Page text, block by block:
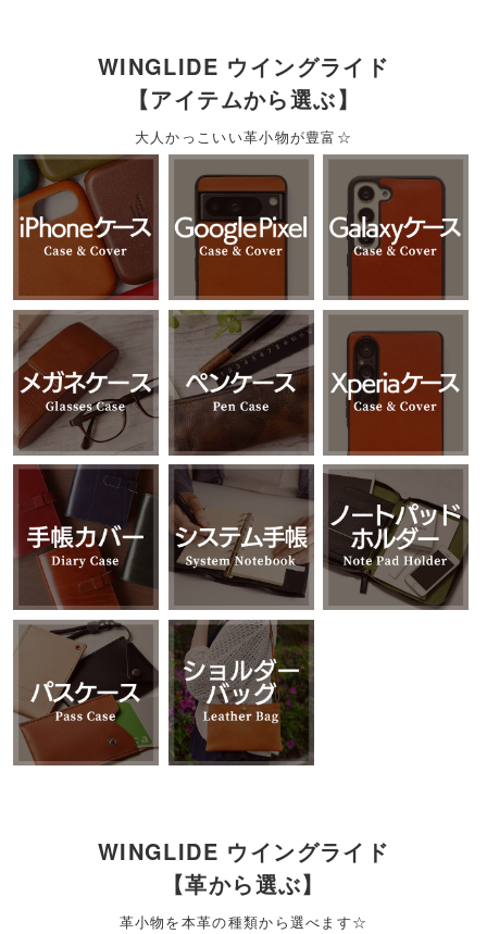
WINGLIDE ウイングライド
【アイテムから選ぶ】
大人かっこいい革小物が豊富☆
WINGLIDE ウイングライド
【革から選ぶ】
革小物を本革の種類から選べます☆